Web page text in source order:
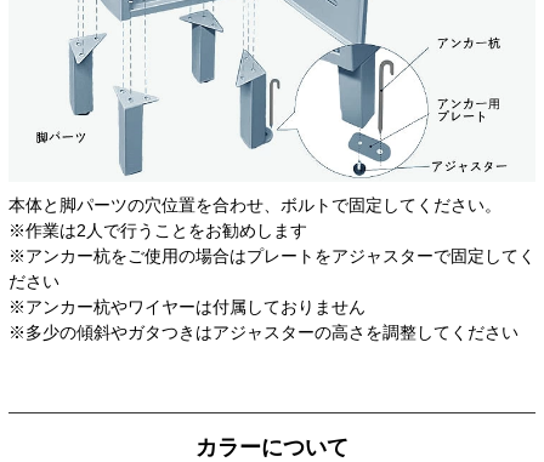
本体と脚パーツの穴位置を合わせ、ボルトで固定してください。
※作業は2人で行うことをお勧めします
※アンカー杭をご使用の場合はプレートをアジャスターで固定してく
ださい
※アンカー杭やワイヤーは付属しておりません
※多少の傾斜やガタつきはアジャスターの高さを調整してください
カラーについて